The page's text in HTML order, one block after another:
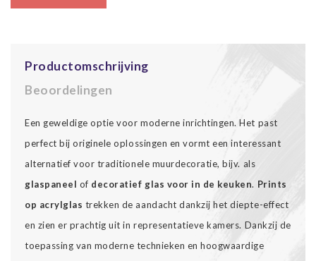
Productomschrijving
Beoordelingen
Een geweldige optie voor moderne inrichtingen. Het past
perfect bij originele oplossingen en vormt een interessant
alternatief voor traditionele muurdecoratie, bijv. als
glaspaneel of decoratief glas voor in de keuken. Prints
op acrylglas trekken de aandacht dankzij het diepte-effect
en zien er prachtig uit in representatieve kamers. Dankzij de
toepassing van moderne technieken en hoogwaardige